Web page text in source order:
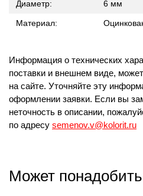
Диаметр: 6 мм
Материал:
Информация о технических
поставки и внешнем виде,
на сайте. Уточняйте эту
оформлении заявки. Если вы
неточность в описании,
по адресу semenov.v@kolorit.ru
Может